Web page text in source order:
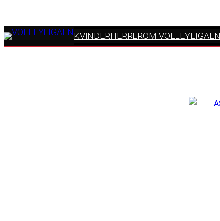
KVINDERHERREROM VOLLEYLIGAEN